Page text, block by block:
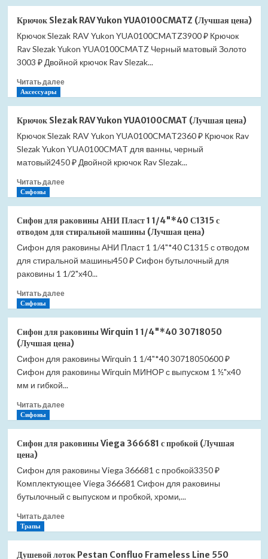
цена)
Крючок
Slezak
RAV
Yukon
YUA0102CB
(Лучшая
Крючок Slezak RAV Yukon YUA0100CMATZ (Лучшая цена)
Крючок Slezak RAV Yukon YUA0100CMATZ3900 ₽ Крючок
Rav Slezak Yukon YUA0100CMATZ Черный матовый Золото
3003 ₽ Двойной крючок Rav Slezak...
Читать далееПрочитать
Крючок
Slezak
RAV
Yukon
YUA0100CMATZ
цена)
Аксессуары
Крючок Slezak RAV Yukon YUA0100CMAT (Лучшая цена)
Крючок Slezak RAV Yukon YUA0100CMAT2360 ₽ Крючок Rav
Slezak Yukon YUA0100CMAT для ванны, черный
матовый2450 ₽ Двойной крючок Rav Slezak...
Читать далееПрочитать
Slezak
RAV
Yukon
YUA0100CMAT
(Лучшая
Сифоны
Сифон для раковины АНИ Пласт 1 1/4"*40 С1315 с
отводом для стиральной машины (Лучшая цена)
Сифон для раковины АНИ Пласт 1 1/4"*40 С1315 с отводом
для стиральной машины450 ₽ Сифон бутылочный для
раковины 1 1/2"х40...
Читать далееПрочитать
для
раковины
АНИ
Пласт
С1315
отводом
(Лучшая
цена)
Сифоны
Сифон для раковины Wirquin 1 1/4"*40 30718050
(Лучшая цена)
Сифон для раковины Wirquin 1 1/4"*40 30718050600 ₽
Сифон для раковины Wirquin МИНОР с выпуском 1 ½"х40
мм и гибкой...
Читать далееПрочитать
для
Wirquin
1
1/4"*40
(Лучшая
Сифоны
Сифон для раковины Viega 366681 с пробкой (Лучшая
цена)
Сифон для раковины Viega 366681 с пробкой3350 ₽
Комплектующее Viega 366681 Сифон для раковины
бутылочный с выпуском и пробкой, хроми,...
Читать далееПрочитать
Трапы
Душевой лоток Pestan Confluo Frameless Line 550